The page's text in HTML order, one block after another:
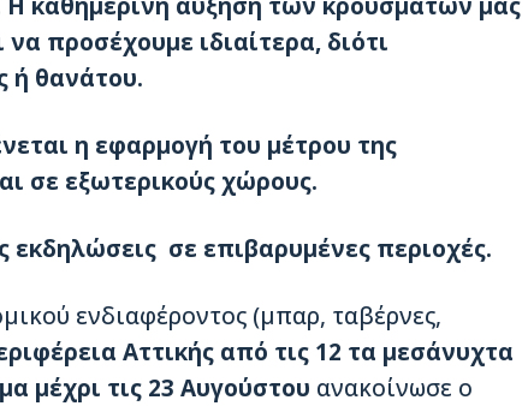
καθημερινή αύξηση των κρουσμάτων μας
προσέχουμε ιδιαίτερα, διότι
ή θανάτου.
η εφαρμογή του μέτρου της
σε εξωτερικούς χώρους.
εκδηλώσεις σε επιβαρυμένες περιοχές.
ενδιαφέροντος (μπαρ, ταβέρνες,
Αττικής από τις 12 τα μεσάνυχτα
μέχρι τις 23 Αυγούστου ανακοίνωσε ο